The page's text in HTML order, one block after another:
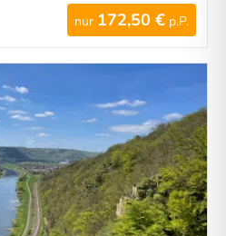
nur 172,50 € p.P.